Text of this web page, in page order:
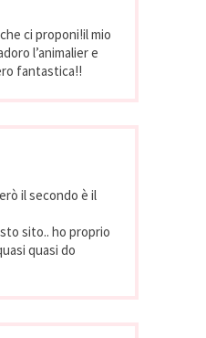
ci proponi!il mio
l’animalier e
fantastica!!
il secondo è il
sito.. ho proprio
quasi do